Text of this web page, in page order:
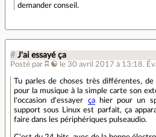
demander conseil.
# J'ai essayé ça
Posté par ʭ ☯ le 30 avril 2017 à 13:18.
Tu parles de choses très différentes,
pour la musique à la simple carte son
l'occasion d'essayer çahier pour un
support sous Linux est parfait, ça
faire dans les périphériques pulseaudio.